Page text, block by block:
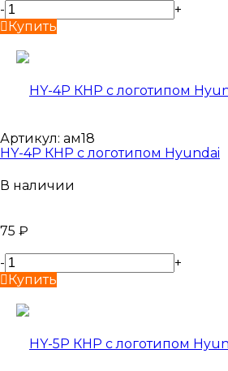
-
+
Купить
Артикул: ам18
HY-4P КНР с логотипом Hyundai
В наличии
75 ₽
-
+
Купить